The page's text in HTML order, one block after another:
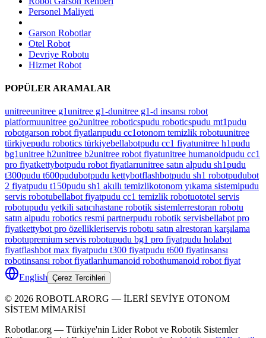
Personel Maliyeti
Garson Robotlar
Otel Robot
Devriye Robotu
Hizmet Robot
POPÜLER ARAMALAR
unitreeunitree g1unitree g1-dunitree g1-d insansı robot
platformuunitree go2unitree roboticspudu roboticspudu mt1pudu
robotgarson robot fiyatlarıpudu cc1otonom temizlik robotuunitree
türkiyepudu robotics türkiyebellabotpudu cc1 fiyatunitree h1pudu
bg1unitree h2unitree b2unitree robot fiyatunitree humanoidpudu cc1
pro fiyatkettybotpudu robot fiyatlarıunitree satın alpudu sh1pudu
t300pudu t600pudubotpudu kettybotflashbotpudu sh1 robotpudubot
2 fiyatpudu t150pudu sh1 akıllı temizlikotonom yıkama sistemipudu
servis robotubellabot fiyatpudu cc1 temizlik robotuototel servis
robotupudu yetkili satıcıhastane robotik sistemlerrestoran robotu
satın alpudu robotics resmi partnerpudu robotik servisbellabot pro
fiyatkettybot pro özellikleriservis robotu satın alrestoran karşılama
robotupremium servis robotupudu bg1 pro fiyatpudu holabot
fiyatflashbot max fiyatpudu t300 fiyatpudu t600 fiyatinsansı
robotinsansı robot fiyatlarıhumanoid robothumanoid robot fiyat
English Çerez Tercihleri
© 2026 ROBOTLARORG — İLERİ SEVİYE OTONOM
SİSTEM MİMARİSİ
Robotlar.org — Türkiye'nin Lider Robot ve Robotik Sistemler